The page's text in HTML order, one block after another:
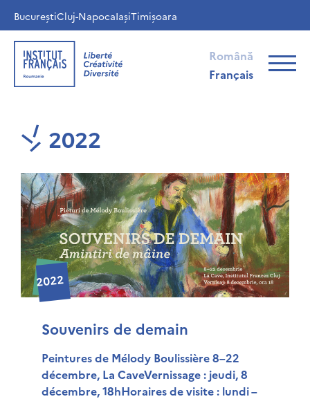
BucureștiCluj-NapocaIașiTimișoara
Română
Français
2022
2022
Souvenirs de demain
Peintures de Mélody Boulissière 8–22
décembre, La CaveVernissage : jeudi, 8
décembre, 18hHoraires de visite : lundi –